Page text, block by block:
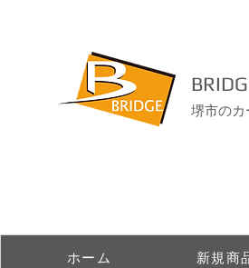
堺市の
ホーム 新規商